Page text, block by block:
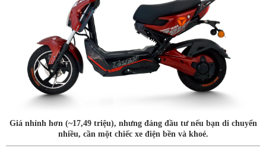
Giá nhỉnh hơn (~17,49 triệu), nhưng đáng đầu tư nếu bạn di chuyển
nhiều, cần một chiếc xe điện bền và khoẻ.